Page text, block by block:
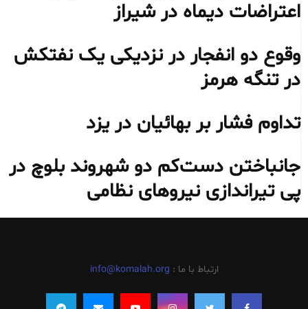
اعتراضات دیماه در شیراز
وقوع دو انفجار در نزدیکی یک نفتکش
در تنگه هرمز
تداوم فشار بر بهائیان در یزد
جانباختن دست‌کم دو شهروند بلوچ در
پی تیراندازی نیروهای نظامی
ارتباط با ما : info@komalah.org